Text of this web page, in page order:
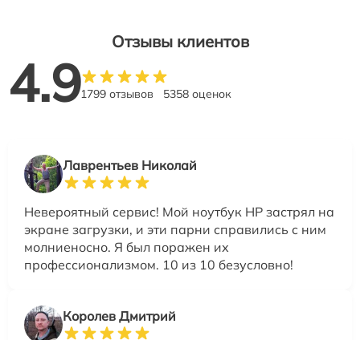
Отзывы клиентов
4.91799 отзывов 5358 оценок
Лаврентьев Николай
Невероятный сервис! Мой ноутбук HP застрял на
экране загрузки, и эти парни справились с ним
молниеносно. Я был поражен их
профессионализмом. 10 из 10 безусловно!
Королев Дмитрий